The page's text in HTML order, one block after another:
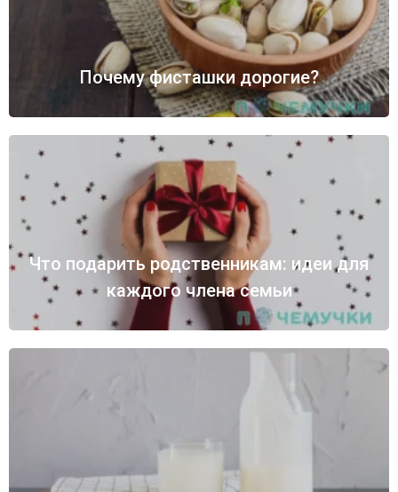
Почему фисташки дорогие?
Что подарить родственникам: идеи для
каждого члена семьи